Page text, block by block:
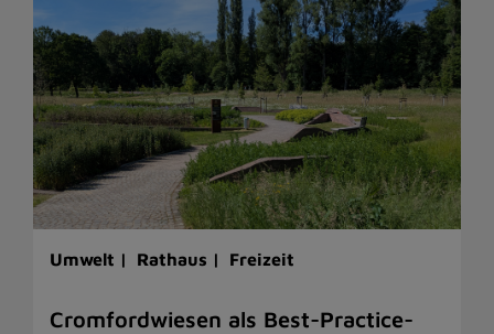
Umwelt | Rathaus | Freizeit
Cromfordwiesen als Best-Practice-